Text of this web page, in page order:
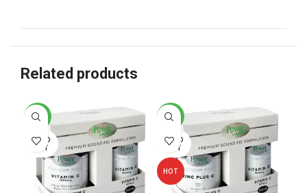
Related products
-33%
SOLD
OUT
-44%
SOLD
OUT
HOT